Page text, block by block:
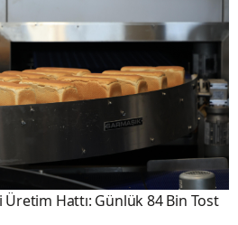
Üretim Hattı: Günlük 84 Bin Tost